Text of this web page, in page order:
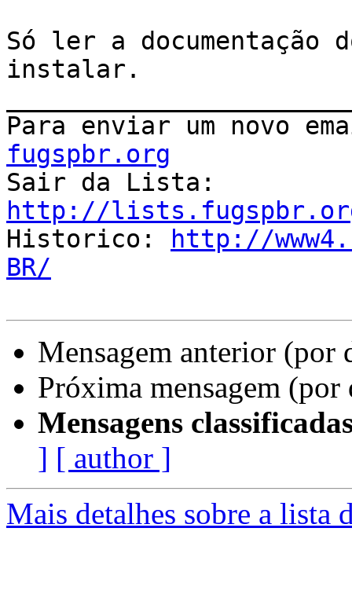
Só ler a documentação
instalar.
Para enviar um novo
fugspbr.org
http://
Historico:
http://
BR/
Mensagem anterior (por
Próxima mensagem
Mensagens
] [ author ]
Mais detalhes sobre a lista